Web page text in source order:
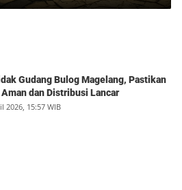
Gudang Bulog Magelang, Pastikan
dan Distribusi Lancar
2026, 15:57 WIB